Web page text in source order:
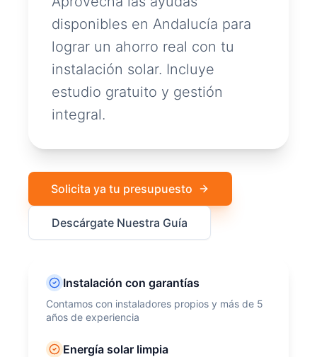
disponibles en Andalucía para
lograr un ahorro real con tu
instalación solar. Incluye
estudio gratuito y gestión
integral.
Solicita ya tu presupuesto
Descárgate Nuestra Guía
Instalación con garantías
Contamos con instaladores propios y más de 5
años de experiencia
Energía solar limpia